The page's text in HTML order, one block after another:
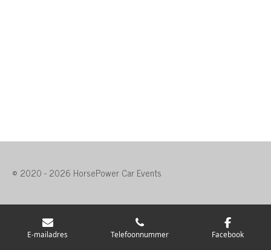
© 2020 - 2026 HorsePower Car Events
E-mailadres Telefoonnummer Facebook